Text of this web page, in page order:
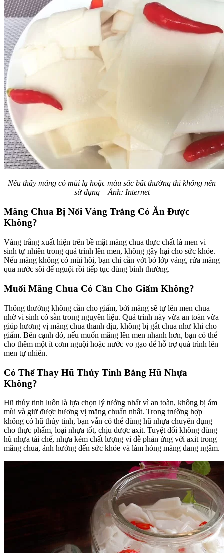
Nếu thấy măng có mùi lạ hoặc màu sắc bất thường thì không nên
sử dụng – Ảnh: Internet
Măng Chua Bị Nổi Váng Trắng Có Ăn Được
Không?
Váng trắng xuất hiện trên bề mặt măng chua thực chất là men vi
sinh tự nhiên trong quá trình lên men, không gây hại cho sức khỏe.
Nếu măng không có mùi hôi, bạn chỉ cần vớt bỏ lớp váng, rửa măng
qua nước sôi để nguội rồi tiếp tục dùng bình thường.
Muối Măng Chua Có Cần Cho Giấm Không?
Thông thường không cần cho giấm, bởi măng sẽ tự lên men chua
nhờ vi sinh có sẵn trong nguyên liệu. Quá trình này vừa an toàn vừa
giúp hương vị măng chua thanh dịu, không bị gắt chua như khi cho
giấm. Bên cạnh đó, nếu muốn măng lên men nhanh hơn, bạn có thể
cho thêm một ít cơm nguội hoặc nước vo gạo để hỗ trợ quá trình lên
men tự nhiên.
Có Thể Thay Hũ Thủy Tinh Bằng Hũ Nhựa
Không?
Hũ thủy tinh luôn là lựa chọn lý tưởng nhất vì an toàn, không bị ám
mùi và giữ được hương vị măng chuẩn nhất. Trong trường hợp
không có hũ thủy tinh, bạn vẫn có thể dùng hũ nhựa chuyên dụng
cho thực phẩm, loại nhựa tốt, chịu được axit. Tuyệt đối không dùng
hũ nhựa tái chế, nhựa kém chất lượng vì dễ phản ứng với axit trong
măng chua, ảnh hưởng đến sức khỏe và làm hỏng măng đang ngâm.